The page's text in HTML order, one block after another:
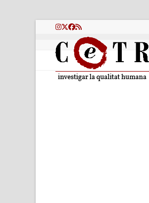
Instagram
Twitter
Facebook
RSS